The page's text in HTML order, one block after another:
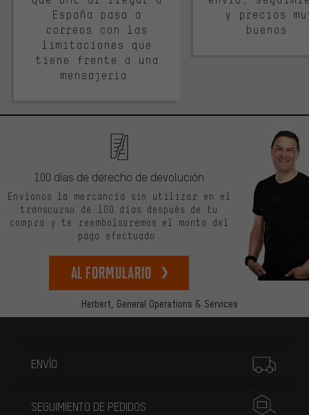
España pasa a
correos con las
limitaciones que
tiene frente a una
mensajería.
y precios
buenos.
Herbert, General Operations & Services
100 días de derecho de devolución
Envíanos la mercancía sin utilizar en el
transcurso de 100 días después de tu
compra y te reembolsaremos el monto del
pago efectuado.
Al formulario
ENVÍO
SEGUIMIENTO DE PEDIDOS